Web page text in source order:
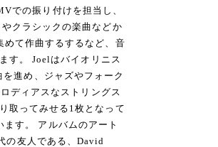
での振り付けを担当し、
クラシックの楽曲などか
めて作曲するするなど、音
す。 Joelはバイオリニス
進め、ジャズやフォーク
ディアスなストリングス
取ってみせる1枚となって
す。 アルバムのアート
の友人である、David